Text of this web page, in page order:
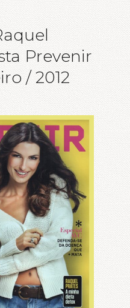
Prevenir
/ 2012